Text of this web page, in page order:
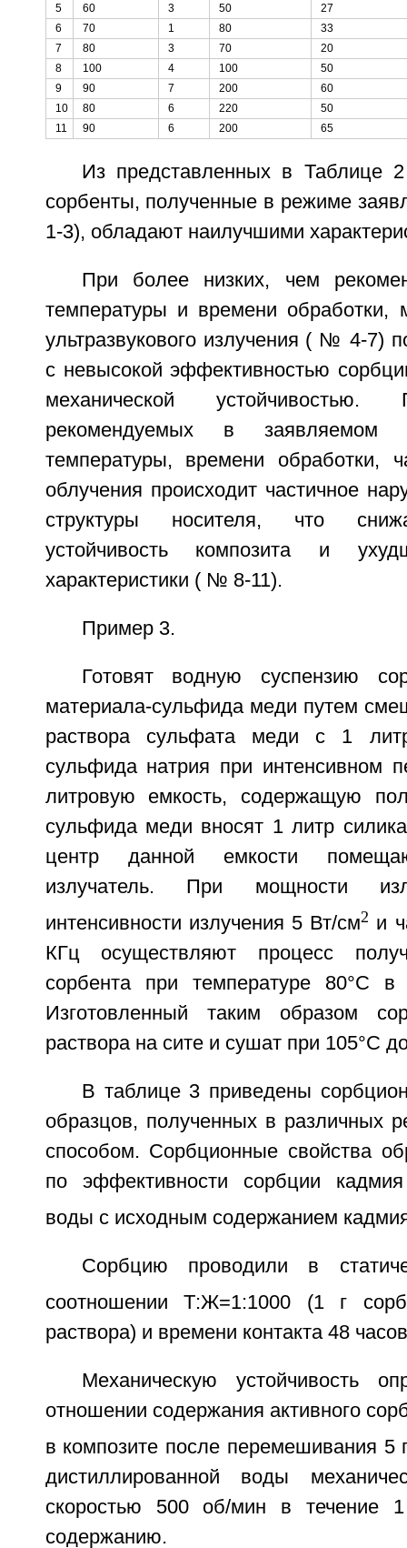
5
60 3 50
27
6
70 1 80
33
7
80 3 70
20
8
100 4 100
50
9
90 7 200
60
10
80 6 220
50
11
90 6 200 65
Из представленных в Таблице
сорбенты, полученные в режиме
1-3), обладают наилучшими
При более низких, чем
температуры и времени обработки,
ультразвукового излучения ( № 4-7)
с невысокой эффективностью
механической
рекомендуемых в заявляемом
температуры, времени обработки,
облучения происходит частичное
структуры носителя, что
устойчивость композита и
характеристики ( № 8-11).
Пример 3.
Готовят водную суспензию
материала-сульфида меди путем
раствора сульфата меди с 1
сульфида натрия при интенсивном
литровую емкость, содержащую
сульфида меди вносят 1 литр
центр данной емкости
излучатель. При мощности
интенсивности излучения 5 Вт/см2 и
КГц осуществляют процесс
сорбента при температуре 80°C в
Изготовленный таким образом
раствора на сите и сушат при 105°C
В таблице 3 приведены
образцов, полученных в различных
способом. Сорбционные свойства
по эффективности сорбции
воды с исходным содержанием
Сорбцию проводили в
соотношении Т:Ж=1:1000 (1 г
раствора) и времени контакта 48
Механическую устойчивость
отношении содержания активного
в композите после перемешивания 5
дистиллированной воды
скоростью 500 об/мин в течение
содержанию.